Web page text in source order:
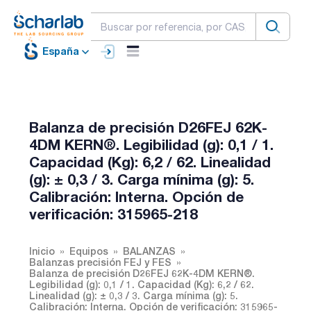
España
Balanza de precisión D26FEJ 62K-
4DM KERN®. Legibilidad (g): 0,1 / 1.
Capacidad (Kg): 6,2 / 62. Linealidad
(g): ± 0,3 / 3. Carga mínima (g): 5.
Calibración: Interna. Opción de
verificación: 315965-218
Inicio Equipos
BALANZAS
Balanzas precisión FEJ y FES
Balanza de precisión D26FEJ 62K-4DM KERN®.
Legibilidad (g): 0,1 / 1. Capacidad (Kg): 6,2 / 62.
Linealidad (g): ± 0,3 / 3. Carga mínima (g): 5.
Calibración: Interna. Opción de verificación: 315965-